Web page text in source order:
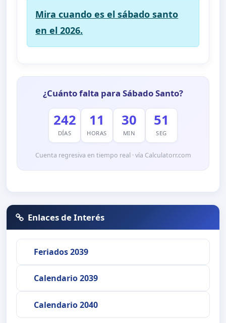
Mira cuando es el sábado santo
en el 2026.
¿Cuánto falta para Sábado Santo?
242
DÍAS
11
HORAS
30
MIN
51
SEG
Cuenta regresiva en tiempo real · vía Calculatorr.com
Enlaces de Interés
Feriados 2039
Calendario 2039
Calendario 2040